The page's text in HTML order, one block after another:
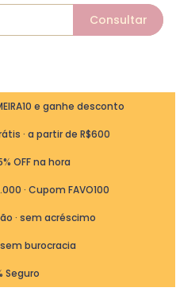
e ganhe desconto
· a partir de R$600
OFF na hora
· Cupom FAVO100
· sem acréscimo
burocracia
Seguro